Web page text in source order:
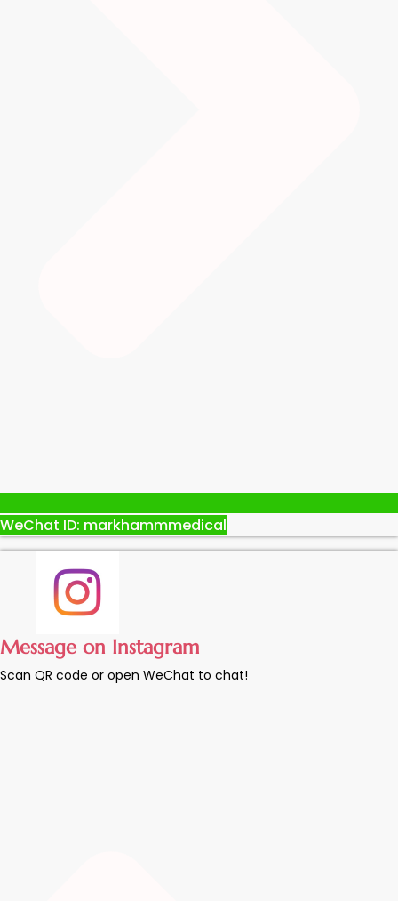
WeChat ID: markhammmedical
Message on Instagram
Scan QR code or open WeChat to chat!